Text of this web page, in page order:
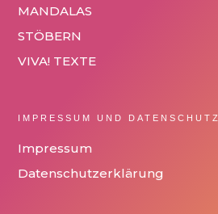
MANDALAS
STÖBERN
VIVA! TEXTE
IMPRESSUM UND DATENSCHUTZ
Impressum
Datenschutzerklärung